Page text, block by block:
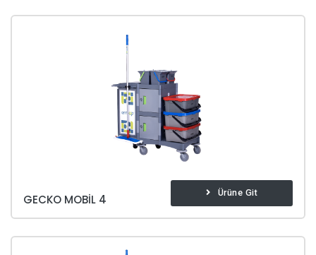
GECKO MOBIL 4 Ürüne Git